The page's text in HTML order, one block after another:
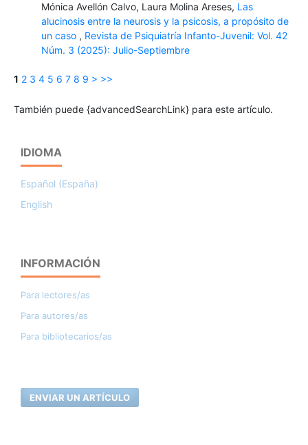
Mónica Avellón Calvo, Laura Molina Areses, Las
alucinosis entre la neurosis y la psicosis, a propósito de
un caso , Revista de Psiquiatría Infanto-Juvenil: Vol. 42
Núm. 3 (2025): Julio-Septiembre
1 2 3 4 5 6 7 8 9 > >>
También puede {advancedSearchLink} para este artículo.
IDIOMA
Español (España)
English
INFORMACIÓN
Para lectores/as
Para autores/as
Para bibliotecarios/as
ENVIAR UN ARTÍCULO